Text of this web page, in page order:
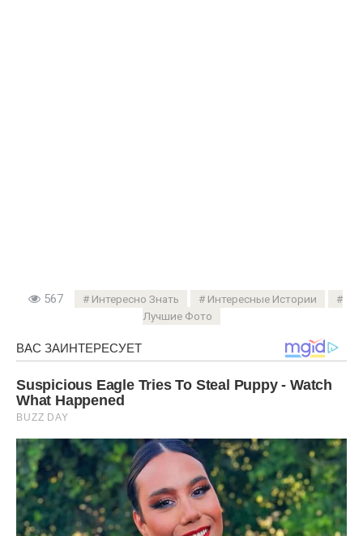
567 Интересно Знать
Интересные Истории
Лучшие Фото